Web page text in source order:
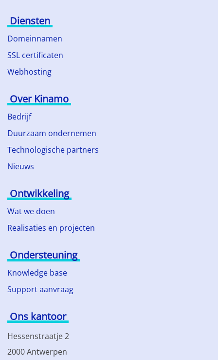
Diensten
Domeinnamen
SSL certificaten
Webhosting
Over Kinamo
Bedrijf
Duurzaam ondernemen
Technologische partners
Nieuws
Ontwikkeling
Wat we doen
Realisaties en projecten
Ondersteuning
Knowledge base
Support aanvraag
Ons kantoor
Hessenstraatje 2
2000 Antwerpen